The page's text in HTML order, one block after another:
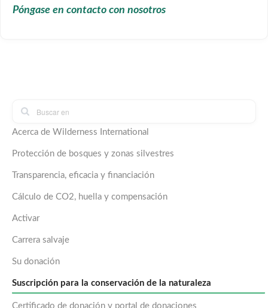
Póngase en contacto con nosotros
Acerca de Wilderness International
Protección de bosques y zonas silvestres
Transparencia, eficacia y financiación
Cálculo de CO2, huella y compensación
Activar
Carrera salvaje
Su donación
Suscripción para la conservación de la naturaleza
Certificado de donación y portal de donaciones